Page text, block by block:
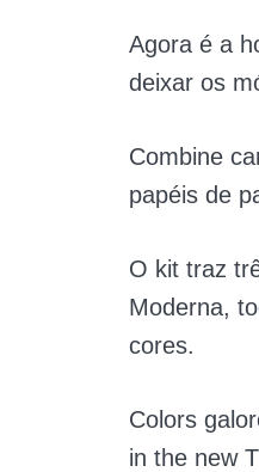
Agora é a
deixar os
Combine
papéis de
O kit traz
Moderna,
cores.
Colors
in the new